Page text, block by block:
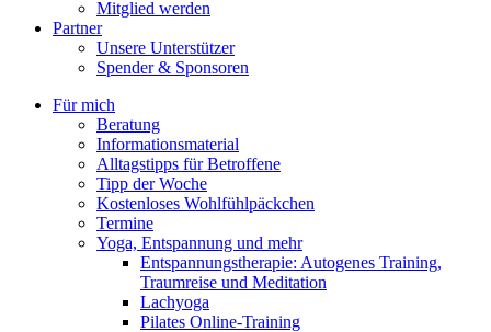
Mitglied werden
Partner
Unsere Unterstützer
Spender & Sponsoren
Für mich
Beratung
Informationsmaterial
Alltagstipps für Betroffene
Tipp der Woche
Kostenloses Wohlfühlpäckchen
Termine
Yoga, Entspannung und mehr
Entspannungstherapie: Autogenes Training,
Traumreise und Meditation
Lachyoga
Pilates Online-Training